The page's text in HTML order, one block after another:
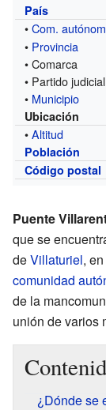
País
•Com.
• Provincia
• Comarca
• Partido judicial
• Municipio
Ubicación
•Altitud
Población
Código postal
Puente
que se
deVillaturiel,
comunidad
de la
unión de varios
¿Dónde se